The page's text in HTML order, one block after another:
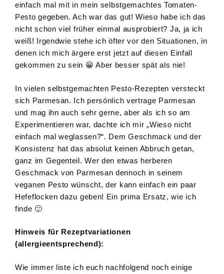
einfach mal mit in mein selbstgemachtes Tomaten-
Pesto gegeben. Ach war das gut! Wieso habe ich das
nicht schon viel früher einmal ausprobiert? Ja, ja ich
weiß! Irgendwie stehe ich öfter vor den Situationen, in
denen ich mich ärgere erst jetzt auf diesen Einfall
gekommen zu sein 😀 Aber besser spät als nie!
In vielen selbstgemachten Pesto-Rezepten versteckt
sich Parmesan. Ich persönlich vertrage Parmesan
und mag ihn auch sehr gerne, aber als ich so am
Experimentieren war, dachte ich mir „Wieso nicht
einfach mal weglassen?“. Dem Geschmack und der
Konsistenz hat das absolut keinen Abbruch getan,
ganz im Gegenteil. Wer den etwas herberen
Geschmack von Parmesan dennoch in seinem
veganen Pesto wünscht, der kann einfach ein paar
Hefeflocken dazu geben! Ein prima Ersatz, wie ich
finde 🙂
Hinweis für Rezeptvariationen
(allergieentsprechend):
Wie immer liste ich euch nachfolgend noch einige